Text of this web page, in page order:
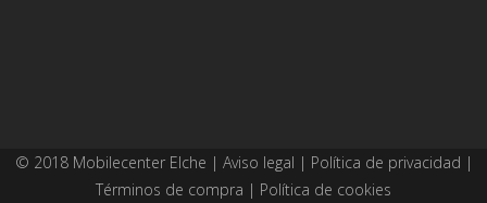
© 2018 Mobilecenter Elche | Aviso legal | Política de privacidad |
Términos de compra | Política de cookies